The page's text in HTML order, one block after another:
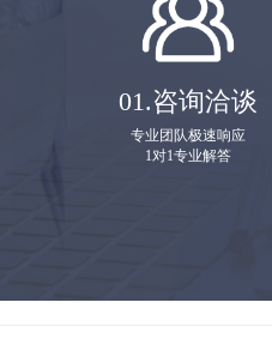
01.咨询洽谈
专业团队极速响应
1对1专业解答